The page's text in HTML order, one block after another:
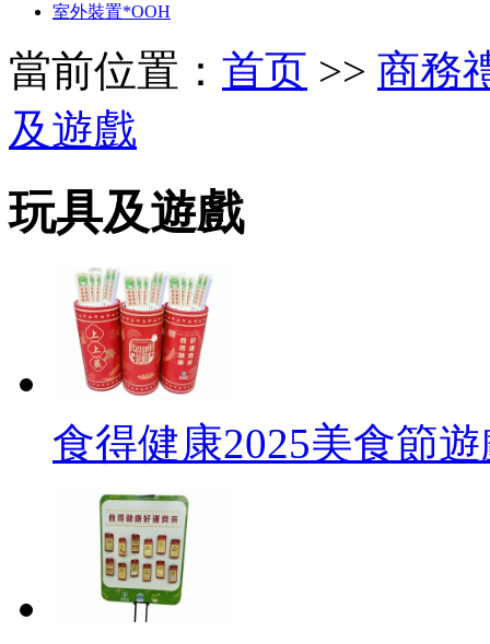
室外裝置*OOH
當前位置： 首页 >> 商務
及遊戲
玩具及遊戲
食得健康2025美食節